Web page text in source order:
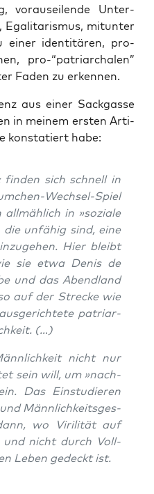
vor­aus­ei­len­de Unter­
Ega­li­ta­ris­mus, mit­un­ter
einer iden­ti­tä­ren, pro-
pro-“patriarchalen”
Faden zu erkennen.
aus einer Sack­gas­se
in mei­nem ers­ten Arti­
kon­sta­tiert habe:
fin­den sich schnell in
Wech­sel-Spiel
all­mäh­lich in »sozia­le
unfä­hig sind, eine
Hier bleibt
sie etwa Denis de
und das Abend­land
auf der Stre­cke wie
patri­ar­
(…)
nicht nur
sein will, um »nach­
Das Ein­stu­die­ren
Männ­lich­keits­ges­
wo Viri­li­tät auf
und nicht durch Voll­
Leben gedeckt ist.